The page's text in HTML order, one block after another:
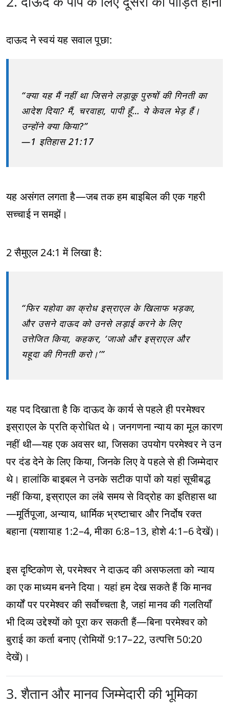
दाऊद ने स्वयं यह सवाल पूछा:
“क्या यह मैं नहीं था जिसने लड़ाकू पुरुषों की गिनती का
आदेश दिया? मैं, चरवाहा, पापी हूँ… ये केवल भेड़ हैं।
उन्होंने क्या किया?”
—1 इतिहास 21:17
यह असंगत लगता है—जब तक हम बाइबिल की एक गहरी
सच्चाई न समझें।
2 सैमुएल 24:1 में लिखा है:
“फिर यहोवा का क्रोध इस्राएल के खिलाफ भड़का,
और उसने दाऊद को उनसे लड़ाई करने के लिए
उत्तेजित किया, कहकर, ‘जाओ और इस्राएल और
यहूदा की गिनती करो।’”
यह पद दिखाता है कि दाऊद के कार्य से पहले ही परमेश्वर
इस्राएल के प्रति क्रोधित थे। जनगणना न्याय का मूल कारण
नहीं थी—यह एक अवसर था, जिसका उपयोग परमेश्वर ने उन
पर दंड देने के लिए किया, जिनके लिए वे पहले से ही जिम्मेदार
थे। हालांकि बाइबल ने उनके सटीक पापों को यहां सूचीबद्ध
नहीं किया, इस्राएल का लंबे समय से विद्रोह का इतिहास था
—मूर्तिपूजा, अन्याय, धार्मिक भ्रष्टाचार और निर्दोष रक्त
बहाना (यशायाह 1:2–4, मीका 6:8–13, होशे 4:1–6 देखें)।
इस दृष्टिकोण से, परमेश्वर ने दाऊद की असफलता को न्याय
का एक माध्यम बनने दिया। यहां हम देख सकते हैं कि मानव
कार्यों पर परमेश्वर की सर्वोच्चता है, जहां मानव की गलतियाँ
भी दिव्य उद्देश्यों को पूरा कर सकती हैं—बिना परमेश्वर को
बुराई का कर्ता बनाए (रोमियों 9:17–22, उत्पत्ति 50:20
देखें)।
3. शैतान और मानव जिम्मेदारी की भूमिका